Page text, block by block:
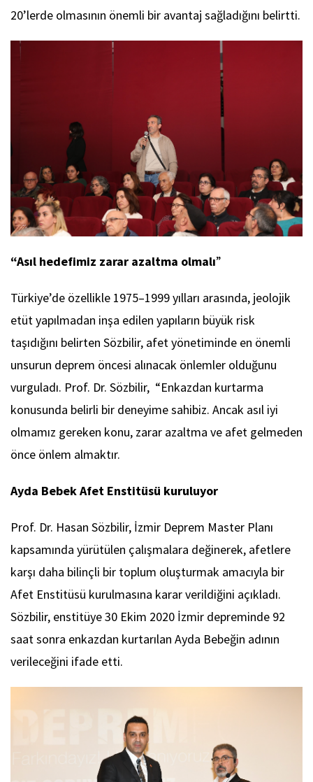
20’lerde olmasının önemli bir avantaj sağladığını belirtti.
“Asıl hedefimiz zarar azaltma olmalı”
Türkiye’de özellikle 1975–1999 yılları arasında, jeolojik
etüt yapılmadan inşa edilen yapıların büyük risk
taşıdığını belirten Sözbilir, afet yönetiminde en önemli
unsurun deprem öncesi alınacak önlemler olduğunu
vurguladı. Prof. Dr. Sözbilir, “Enkazdan kurtarma
konusunda belirli bir deneyime sahibiz. Ancak asıl iyi
olmamız gereken konu, zarar azaltma ve afet gelmeden
önce önlem almaktır.
Ayda Bebek Afet Enstitüsü kuruluyor
Prof. Dr. Hasan Sözbilir, İzmir Deprem Master Planı
kapsamında yürütülen çalışmalara değinerek, afetlere
karşı daha bilinçli bir toplum oluşturmak amacıyla bir
Afet Enstitüsü kurulmasına karar verildiğini açıkladı.
Sözbilir, enstitüye 30 Ekim 2020 İzmir depreminde 92
saat sonra enkazdan kurtarılan Ayda Bebeğin adının
verileceğini ifade etti.